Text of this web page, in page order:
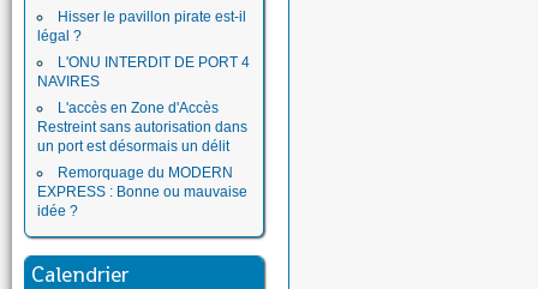
Hisser le pavillon pirate est-il
légal ?
L'ONU INTERDIT DE PORT 4
NAVIRES
L'accès en Zone d'Accès
Restreint sans autorisation dans
un port est désormais un délit
Remorquage du MODERN
EXPRESS : Bonne ou mauvaise
idée ?
Calendrier